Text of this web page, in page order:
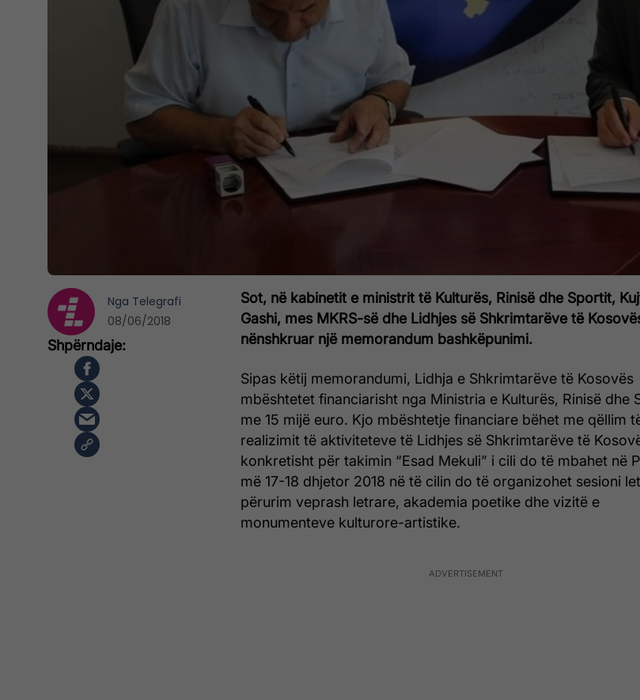
Sot, në kabinetit e ministrit të Kulturës, Rinisë dhe Sportit,
Gashi, mes MKRS-së dhe Lidhjes së Shkrimtarëve të
nënshkruar një memorandum bashkëpunimi.
Sipas këtij memorandumi, Lidhja e Shkrimtarëve të Kosovës
mbështetet financiarisht nga Ministria e Kulturës, Rinisë dhe
me 15 mijë euro. Kjo mbështetje financiare bëhet me qëllim
realizimit të aktiviteteve të Lidhjes së Shkrimtarëve të
konkretisht për takimin “Esad Mekuli” i cili do të mbahet në
më 17-18 dhjetor 2018 në të cilin do të organizohet sesioni
përurim veprash letrare, akademia poetike dhe vizitë e
monumenteve kulturore-artistike.
Nga Telegrafi
08/06/2018